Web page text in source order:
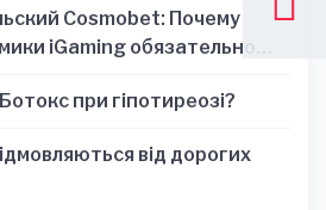
Cosmobet: Почему
iGaming обязательно
при гіпотиреозі?
від дорогих